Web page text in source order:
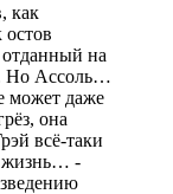
как
на
Но Ассоль…
может даже
она
всё-таки
жизнь… -